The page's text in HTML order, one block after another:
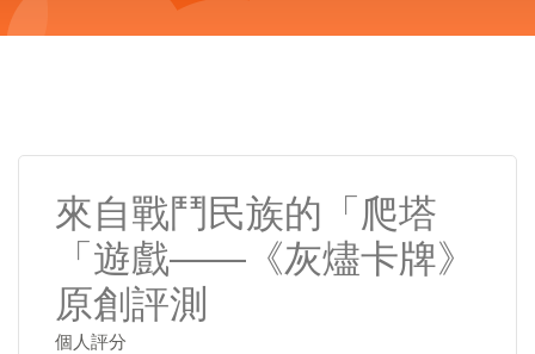
來自戰鬥民族的「爬塔
「遊戲——《灰燼卡牌》
原創評測
個人評分